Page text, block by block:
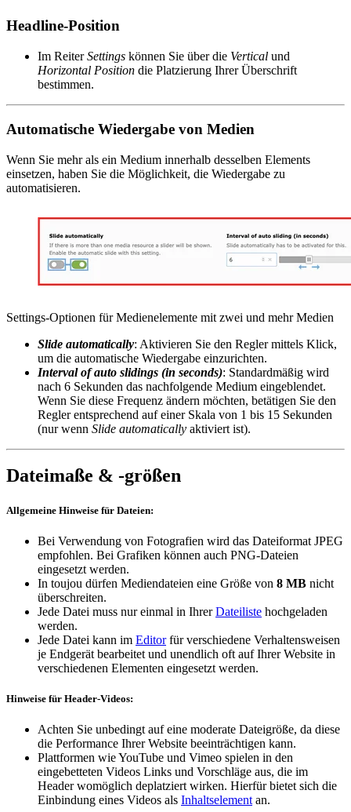
Headline-Position
Im ReiterSettings können Sie über die Vertical und
Horizontal Position die Platzierung Ihrer Überschrift
bestimmen.
Automatische Wiedergabe von Medien
Wenn Sie mehr als ein Medium innerhalb desselben Elements
einsetzen, haben Sie die Möglichkeit, die Wiedergabe zu
automatisieren.
Settings-Optionen für Medienelemente mit zwei und mehr Medien
Slide automatically: Aktivieren Sie den Regler mittels Klick,
um die automatische Wiedergabe einzurichten.
Interval of auto slidings (in seconds): Standardmäßig wird
nach 6 Sekunden das nachfolgende Medium eingeblendet.
Wenn Sie diese Frequenz ändern möchten, betätigen Sie den
Regler entsprechend auf einer Skala von 1 bis 15 Sekunden
(nur wenn Slide automatically aktiviert ist).
Dateimaße & -größen
Allgemeine Hinweise für Dateien:
Bei Verwendung von Fotografien wird das Dateiformat JPEG
empfohlen. Bei Grafiken können auch PNG-Dateien
eingesetzt werden.
In toujou dürfen Mediendateien eine Größe von 8 MB nicht
überschreiten.
Jede Datei muss nur einmal in IhrerDateiliste hochgeladen
werden.
Jede Datei kann im Editorfür verschiedene Verhaltensweisen
je Endgerät bearbeitet und unendlich oft auf Ihrer Website in
verschiedenen Elementen eingesetzt werden.
Hinweise für Header-Videos:
Achten Sie unbedingt auf eine moderate Dateigröße, da diese
die Performance Ihrer Website beeinträchtigen kann.
Plattformen wie YouTube und Vimeo spielen in den
eingebetteten Videos Links und Vorschläge aus, die im
Header womöglich deplatziert wirken. Hierfür bietet sich die
Einbindung eines Videos als Inhaltselement an.